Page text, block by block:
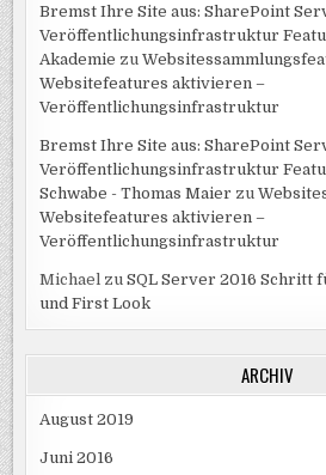
Bremst Ihre Site aus: SharePoint
Veröffentlichungsinfrastruktur
Akademie zu
Websitefeatures aktivieren –
Veröffentlichungsinfrastruktur
Bremst Ihre Site aus: SharePoint
Veröffentlichungsinfrastruktur
Schwabe - Thomas Maier zu
Websitefeatures aktivieren –
Veröffentlichungsinfrastruktur
Michael zuSQL Server 2016 Schritt
und First Look
ARCHIV
August 2019
Juni 2016